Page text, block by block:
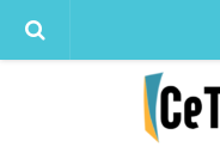
Quem somos